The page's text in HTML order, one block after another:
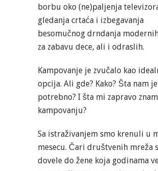
borbu oko (ne)paljenja
gledanja crtaća i izbegavanja
besomučnog drndanja
za zabavu dece, ali i odraslih.
Kampovanje je zvučalo kao
opcija. Ali gde? Kako? Šta nam
potrebno? I šta mi zapravo
kampovanju?
Sa istraživanjem smo krenuli u
mesecu. Čari društvenih mreža
dovele do žene koja godinama